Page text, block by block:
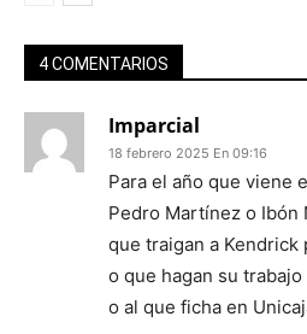
4 COMENTARIOS
Imparcial
18 febrero 2025 En 09:16
Para el año que viene
Pedro Martínez o Ibón
que traigan a
o que hagan su
o al que ficha en